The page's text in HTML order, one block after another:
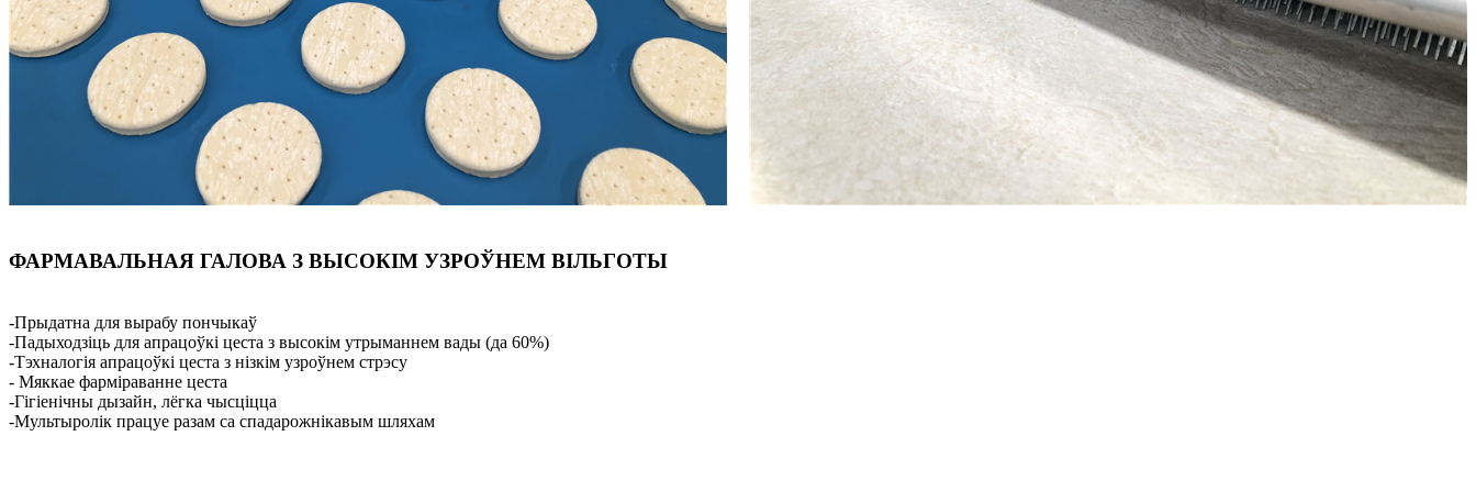
ФАРМАВАЛЬНАЯ ГАЛОВА З ВЫСОКІМ УЗРОЎНЕМ ВІЛЬГОТЫ
-Прыдатна для вырабу пончыкаў
-Падыходзіць для апрацоўкі цеста з высокім утрыманнем вады (да 60%)
-Тэхналогія апрацоўкі цеста з нізкім узроўнем стрэсу
- Мяккае фарміраванне цеста
-Гігіенічны дызайн, лёгка чысціцца
-Мультыролік працуе разам са спадарожнікавым шляхам